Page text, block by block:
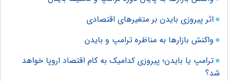
اثر پیروزی بایدن بر متغیرهای اقتصادی
واکنش بازارها به مناظره ترامپ و بایدن
ترامپ یا بایدن؛ پیروزی کدامیک به کام اقتصاد اروپا خواهد
شد؟